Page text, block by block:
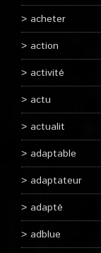
acheter
action
activité
actu
actualit
adaptable
adaptateur
adapté
adblue